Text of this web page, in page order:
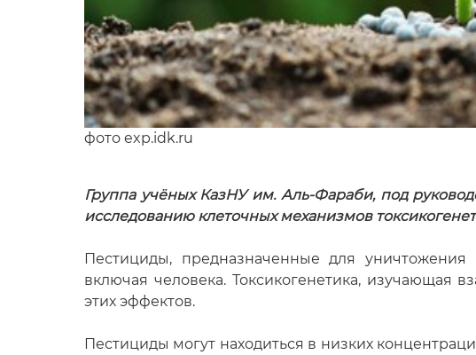
фото exp.idk.ru
Группа учёных КазНУ им. Аль-Фараби, под
исследованию клеточных механизмов
Пестициды, предназначенные для
включая человека. Токсикогенетика, изучающая
этих эффектов.
Пестициды могут находиться в низких